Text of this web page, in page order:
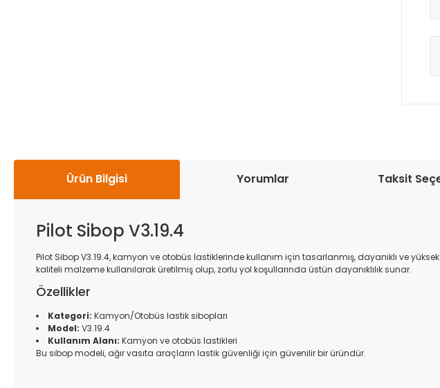
Ürün Bilgisi Yorumlar Taksit
Pilot Sibop V3.19.4
Pilot Sibop V3.19.4, kamyon ve otobüs lastiklerinde kullanım için tasarlanmış, dayanıklı ve
kaliteli malzeme kullanılarak üretilmiş olup, zorlu yol koşullarında üstün dayanıklılık sunar.
Özellikler
Kategori: Kamyon/Otobüs lastik sibopları
Model: V3.19.4
Kullanım Alanı: Kamyon ve otobüs lastikleri
Bu sibop modeli, ağır vasıta araçların lastik güvenliği için güvenilir bir üründür.